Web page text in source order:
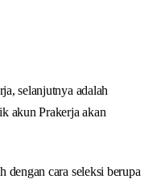
selanjutnya adalah
akun Prakerja akan
dengan cara seleksi berupa